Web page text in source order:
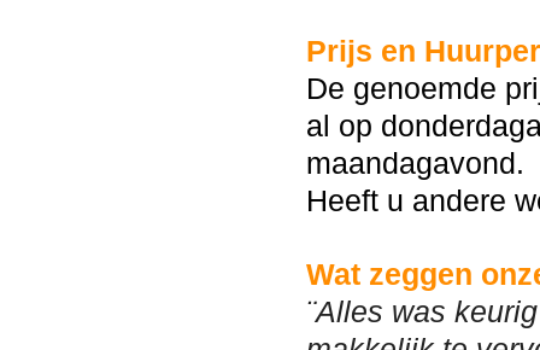
Prijs en
De genoemde
al op
maandagavond.
Heeft u andere
Wat zeggen
¨Alles was